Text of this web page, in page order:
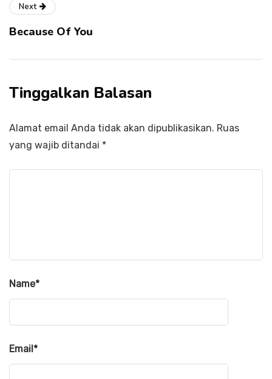
Next
Because Of You
Tinggalkan Balasan
Alamat email Anda tidak akan dipublikasikan. Ruas
yang wajib ditandai *
Name*
Email*